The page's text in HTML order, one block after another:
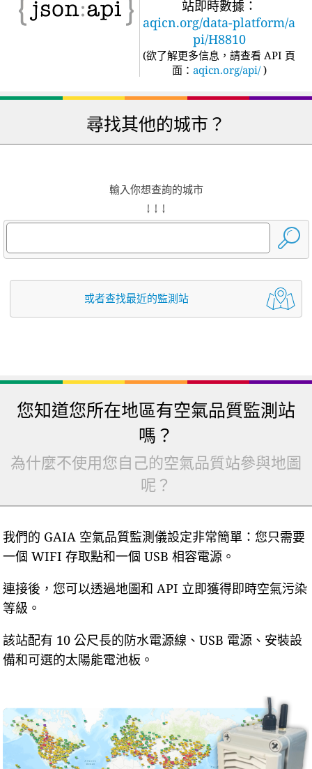
站即時數據：
aqicn.org/data-platform/a
pi/H8810
(欲了解更多信息，請查看 API 頁
面： aqicn.org/api/ )
尋找其他的城市？
輸入你想查詢的城市
↓ ↓ ↓
或者查找最近的監測站
您知道您所在地區有空氣品質監測站
嗎？
為什麼不使用您自己的空氣品質站參與地圖
呢？
我們的 GAIA 空氣品質監測儀設定非常簡單：您只需要
一個 WIFI 存取點和一個 USB 相容電源。
連接後，您可以透過地圖和 API 立即獲得即時空氣污染
等級。
該站配有 10 公尺長的防水電源線、USB 電源、安裝設
備和可選的太陽能電池板。